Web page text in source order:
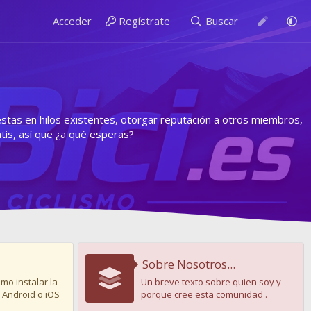
Acceder Regístrate Buscar
en hilos existentes, otorgar reputación a otros miembros,
así que ¿a qué esperas?
instalar la
o iOS
Sobre Nosotros...
Un breve texto sobre quien soy y
porque cree esta comunidad .